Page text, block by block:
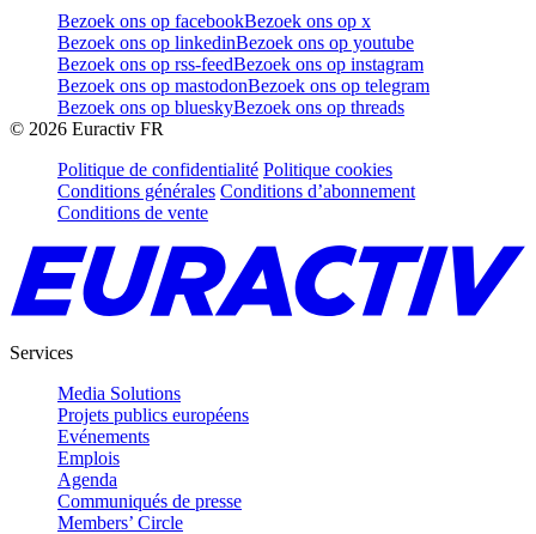
Bezoek ons op facebookBezoek ons op x
Bezoek ons op linkedinBezoek ons op youtube
Bezoek ons op rss-feedBezoek ons op instagram
Bezoek ons op mastodonBezoek ons op telegram
Bezoek ons op blueskyBezoek ons op threads
© 2026 Euractiv FR
Politique de confidentialité Politique cookies
Conditions générales Conditions d’abonnement
Conditions de vente
Services
Media Solutions
Projets publics européens
Evénements
Emplois
Agenda
Communiqués de presse
Members’ Circle